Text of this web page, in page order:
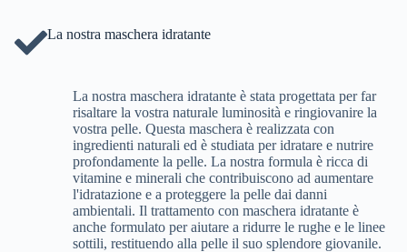
La nostra maschera idratante
La nostra maschera idratante è stata progettata per far
risaltare la vostra naturale luminosità e ringiovanire la
vostra pelle. Questa maschera è realizzata con
ingredienti naturali ed è studiata per idratare e nutrire
profondamente la pelle. La nostra formula è ricca di
vitamine e minerali che contribuiscono ad aumentare
l'idratazione e a proteggere la pelle dai danni
ambientali. Il trattamento con maschera idratante è
anche formulato per aiutare a ridurre le rughe e le linee
sottili, restituendo alla pelle il suo splendore giovanile.